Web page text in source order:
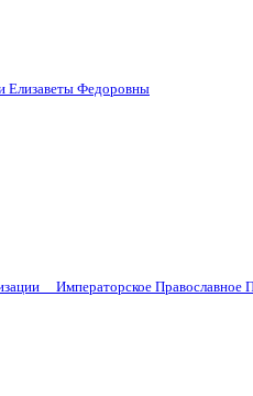
Елизаветы Федоровны
Императорское Православное